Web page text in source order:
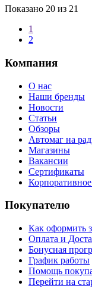
Показано 20 из 21
1
2
Компания
О нас
Наши бренды
Новости
Статьи
Обзоры
Автомаг на
Магазины
Вакансии
Сертификаты
Покупателю
Как оформить
Оплата и
Бонусная
График работы
Помощь
Перейти на